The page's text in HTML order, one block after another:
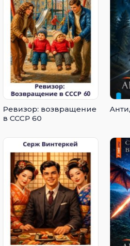
Ревизор: возвращение
в СССР 60